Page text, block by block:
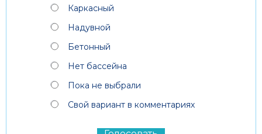
Каркасный
Надувной
Бетонный
Нет бассейна
Пока не выбрали
Свой вариант в комментариях